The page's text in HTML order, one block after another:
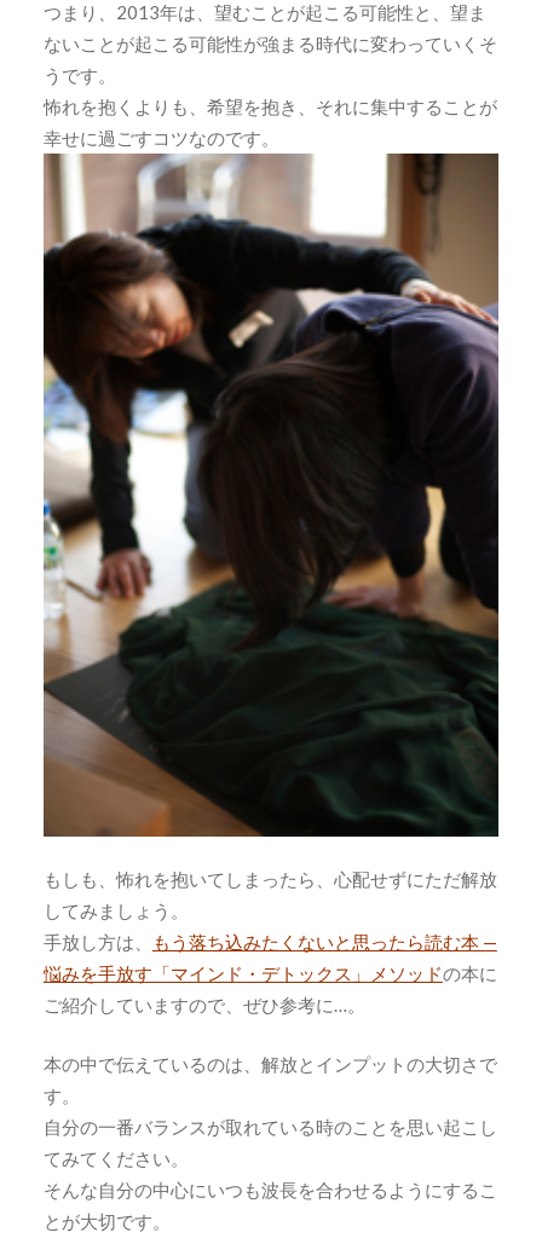
つまり、2013年は、望むことが起こる可能性と、望ま
ないことが起こる可能性が強まる時代に変わっていくそ
うです。
怖れを抱くよりも、希望を抱き、それに集中することが
幸せに過ごすコツなのです。
もしも、怖れを抱いてしまったら、心配せずにただ解放
してみましょう。
手放し方は、
もう落ち込みたくないと思ったら読む本 —
悩みを手放す「マインド・デトックス」メソッドの本に
ご紹介していますので、ぜひ参考に…。
本の中で伝えているのは、解放とインプットの大切さで
す。
自分の一番バランスが取れている時のことを思い起こし
てみてください。
そんな自分の中心にいつも波長を合わせるようにするこ
とが大切です。